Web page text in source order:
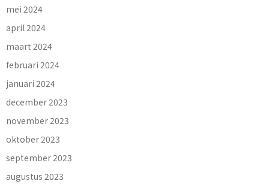
mei 2024
april 2024
maart 2024
februari 2024
januari 2024
december 2023
november 2023
oktober 2023
september 2023
augustus 2023